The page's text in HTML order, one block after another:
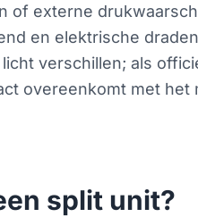
of externe
en elektrische
verschillen; als
overeenkomt met het
split unit?